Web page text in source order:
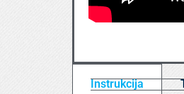
Instrukcija